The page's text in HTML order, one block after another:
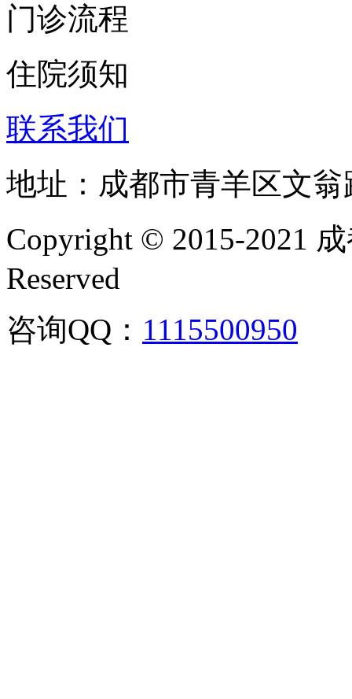
门诊流程
住院须知
联系我们
地址：成都市青羊区文
Copyright © 2015-2021
Reserved
咨询QQ： 1115500950